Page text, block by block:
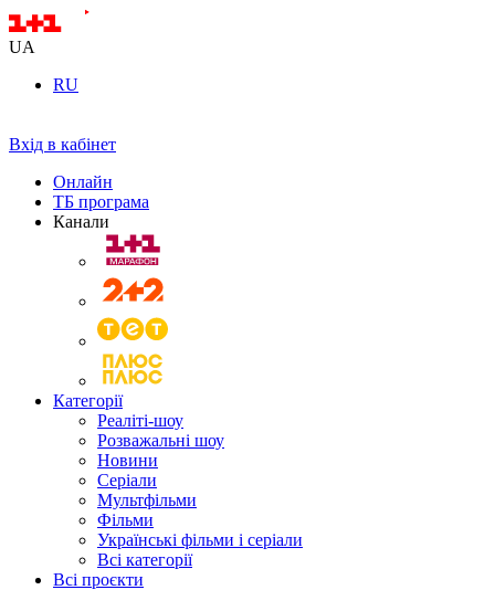
UA
RU
Вхід в кабінет
Онлайн
ТБ програма
Канали
Категорії
Реаліті-шоу
Розважальні шоу
Новини
Серіали
Мультфільми
Фільми
Українські фільми і серіали
Всі категорії
Всі проєкти